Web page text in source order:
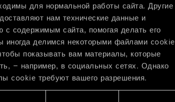
для нормальной работы сайта. Другие
нам технические данные и
с содержимым сайта, помогая делать его
иногда делимся некоторыми файлами cookie
показывать вам материалы, которые
— например, в социальных сетях. Однако
cookie требуют вашего разрешения.